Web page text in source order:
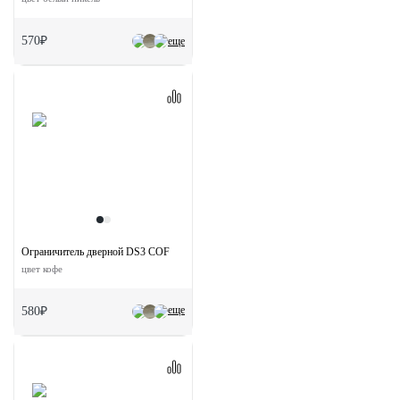
еще
570₽
еще
Ограничитель дверной DS3 COF
цвет кофе
580₽